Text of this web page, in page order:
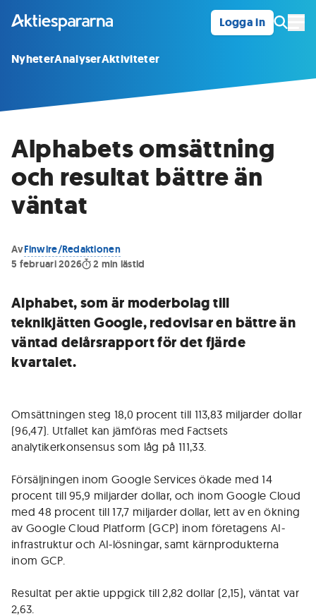
Logga in
NyheterAnalyserAktiviteter
Alphabets omsättning
och resultat bättre än
väntat
AvFinwire/Redaktionen
5 februari 2026
2 min lästid
Alphabet, som är moderbolag till
teknikjätten Google, redovisar en bättre än
väntad delårsrapport för det fjärde
kvartalet.
Omsättningen steg 18,0 procent till 113,83 miljarder dollar
(96,47). Utfallet kan jämföras med Factsets
analytikerkonsensus som låg på 111,33.
Försäljningen inom Google Services ökade med 14
procent till 95,9 miljarder dollar, och inom Google Cloud
med 48 procent till 17,7 miljarder dollar, lett av en ökning
av Google Cloud Platform (GCP) inom företagens AI-
infrastruktur och AI-lösningar, samt kärnprodukterna
inom GCP.
Resultat per aktie uppgick till 2,82 dollar (2,15), väntat var
2,63.